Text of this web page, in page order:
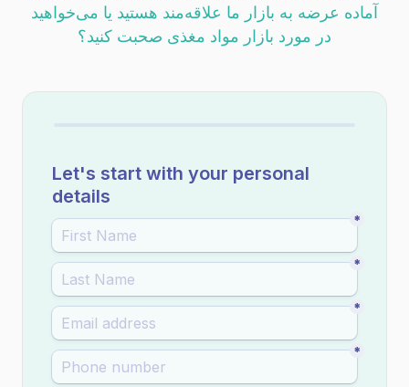
آماده عرضه به بازار ما علاقه‌مند هستید یا می‌خواهید
در مورد بازار مواد مغذی صحبت کنید؟